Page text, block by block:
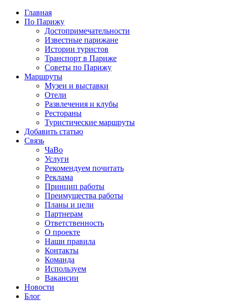
Главная
По Парижу
Достопримечательности
Известные парижане
Истории туристов
Транспорт в Париже
Советы по Парижу
Маршруты
Музеи и выставки
Отели
Развлечения и клубы
Рестораны
Туристические маршруты
Добавить статью
Связь
ЧаВо
Услуги
Рекомендуем почитать
Реклама
Принцип работы
Преимущества работы
Планы и цели
Партнерам
Ответственность
О проекте
Наши правила
Контакты
Команда
Используем
Вакансии
Новости
Блог